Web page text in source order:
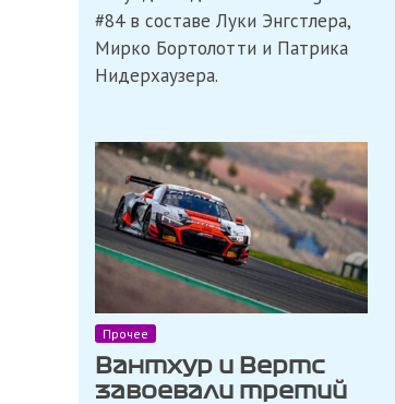
#84 в составе Луки Энгстлера,
Мирко Бортолотти и Патрика
Нидерхаузера.
Прочее
Вантхур и Вертс
завоевали третий